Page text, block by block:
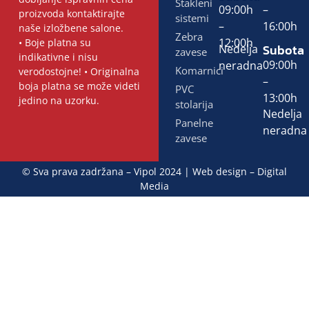
proizvoda kontaktirajte
naše izložbene salone.
• Boje platna su
indikativne i nisu
verodostojne! • Originalna
boja platna se može videti
jedino na uzorku.
sistemi
Zebra
zavese
Komarnici
PVC
stolarija
Panelne
zavese
09:00h
–
12:00h
Nedelja
neradna
–
16:00h
Subota
09:00h
–
13:00h
Nedelja
neradna
© Sva prava zadržana – Vipol 2024 | Web design – Digital
Media